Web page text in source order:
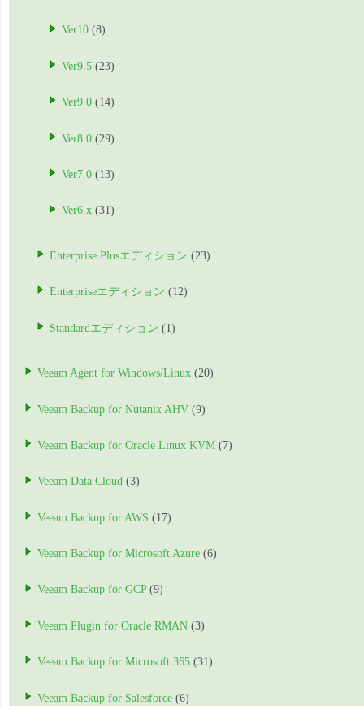
Ver10 (8)
Ver9.5 (23)
Ver9.0 (14)
Ver8.0 (29)
Ver7.0 (13)
Ver6.x (31)
Enterprise Plusエディション (23)
Enterpriseエディション (12)
Standardエディション (1)
Veeam Agent for Windows/Linux (20)
Veeam Backup for Nutanix AHV (9)
Veeam Backup for Oracle Linux KVM (7)
Veeam Data Cloud (3)
Veeam Backup for AWS (17)
Veeam Backup for Microsoft Azure (6)
Veeam Backup for GCP(9)
Veeam Plugin for Oracle RMAN (3)
Veeam Backup for Microsoft 365 (31)
Veeam Backup for Salesforce (6)